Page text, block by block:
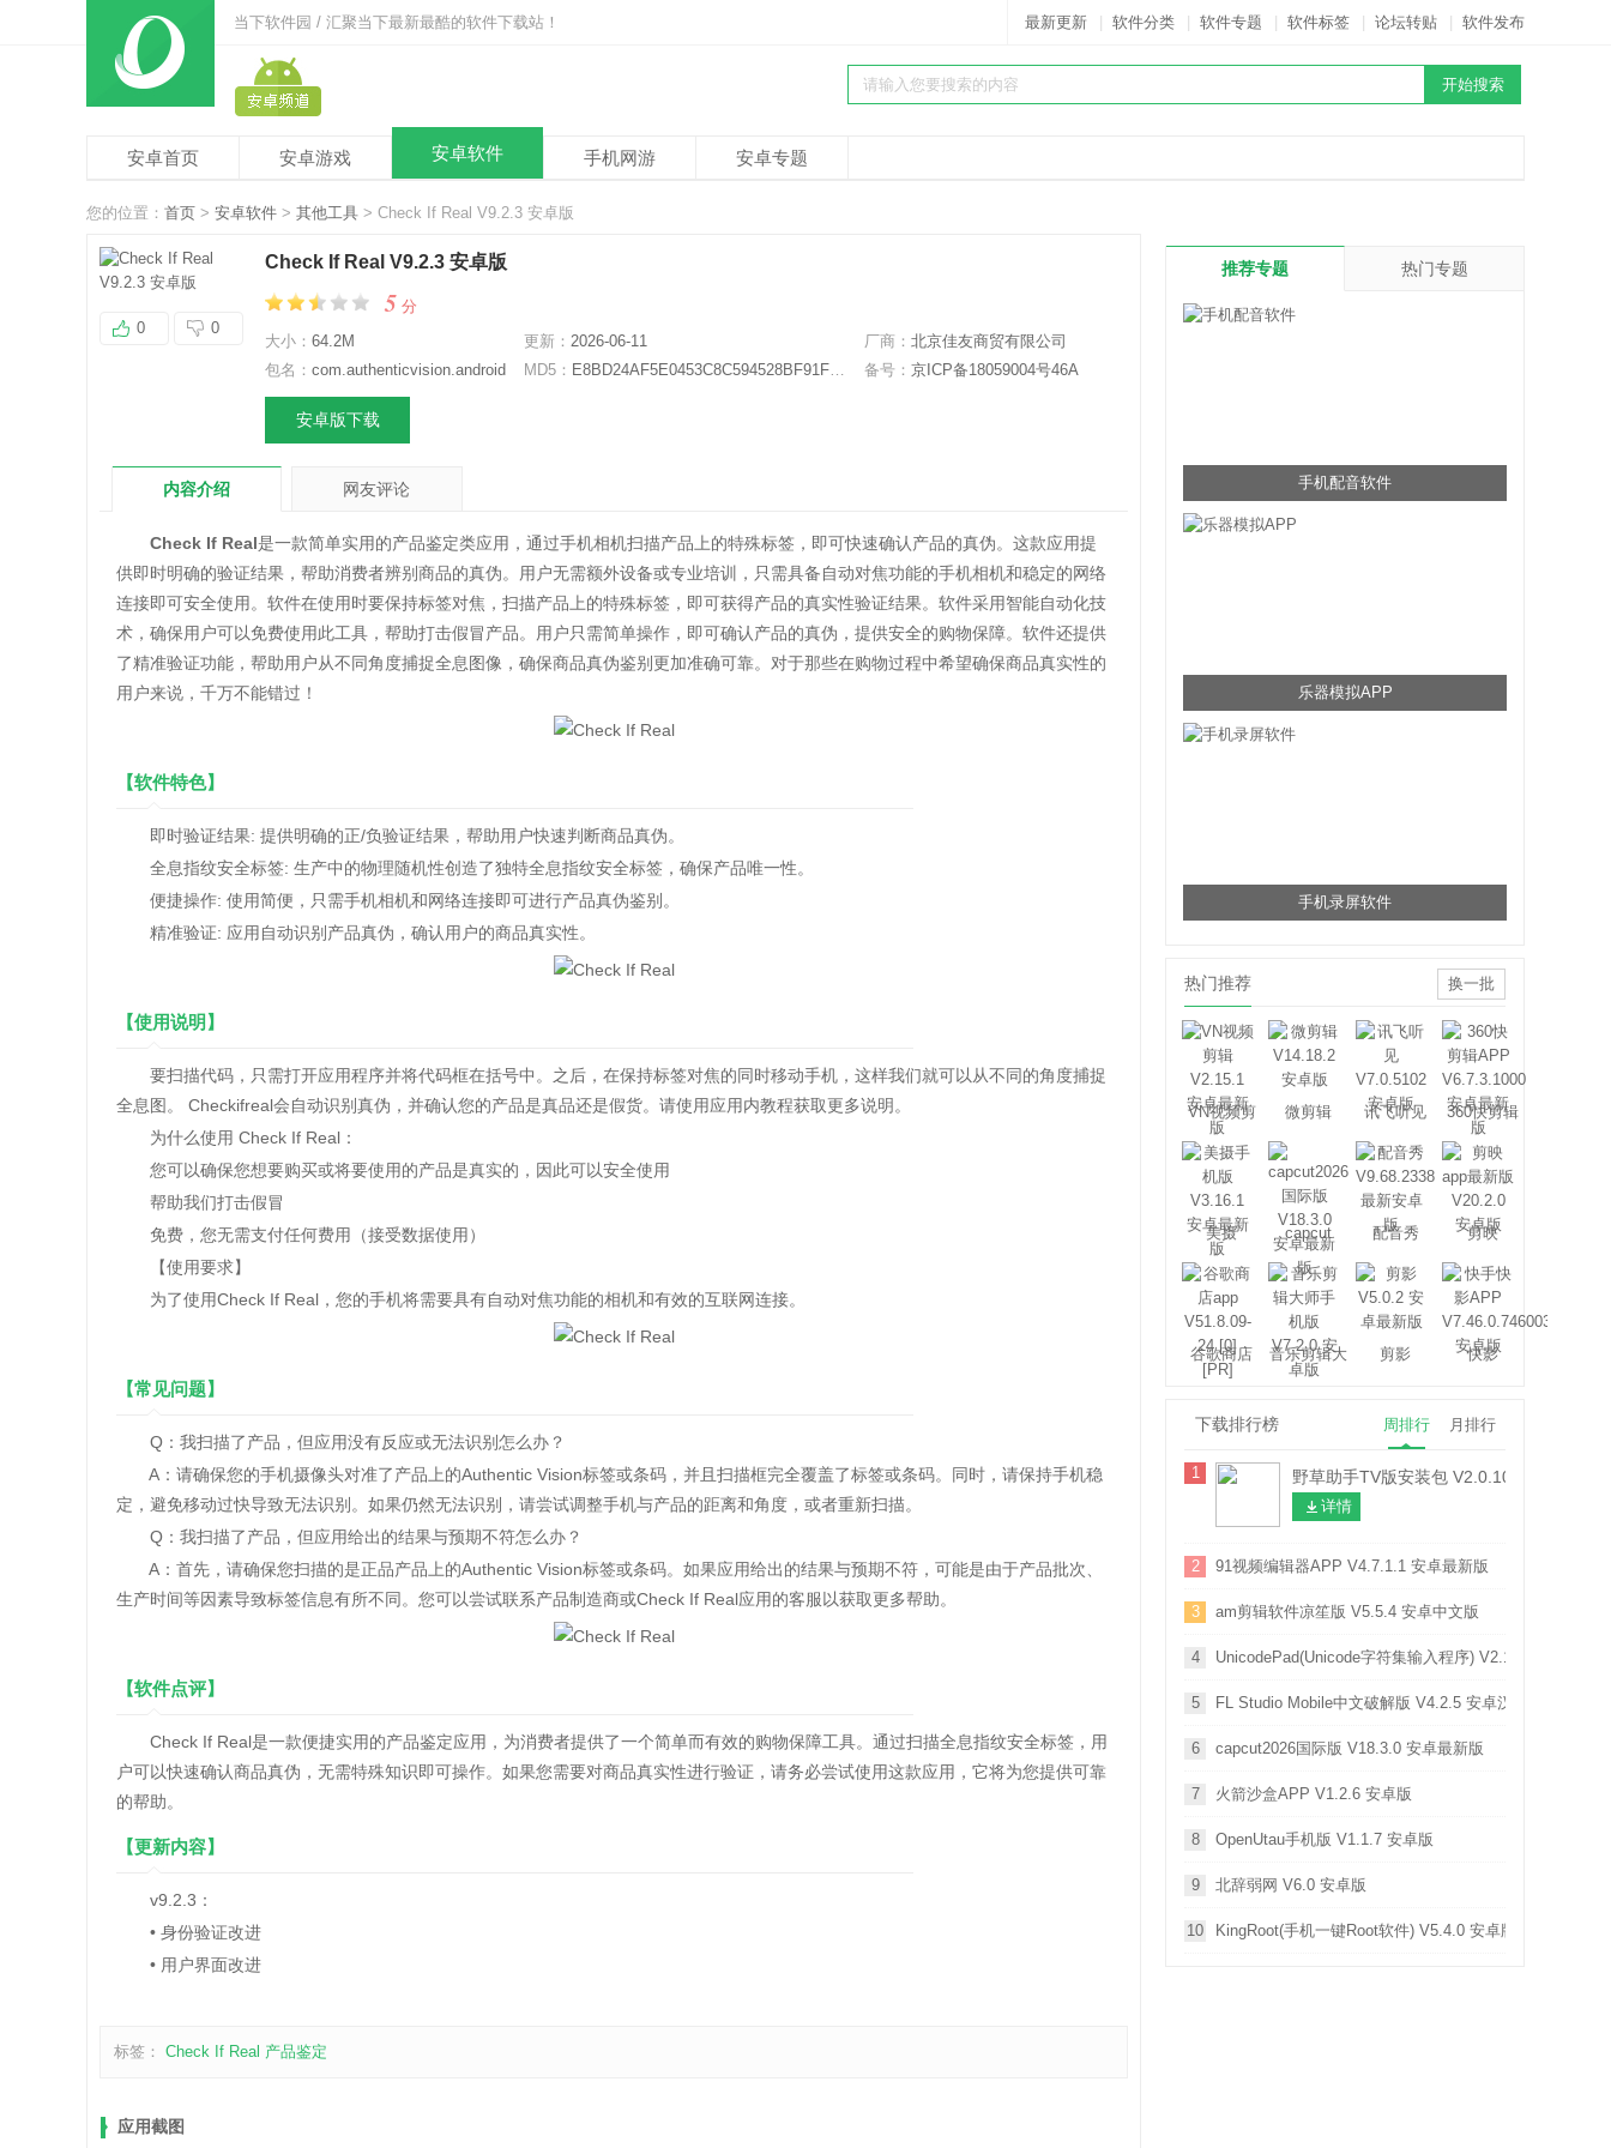
当下软件园 / 汇聚当下最新最酷的软件下载站！ 最新更新 软件分类 软件专题 软件标签 论坛转贴 软件发布
安卓首页 安卓游戏 安卓软件 手机网游 安卓专题
您的位置： 首页 > 安卓软件 > 其他工具 > Check If Real V9.2.3 安卓版
0 0
Check If Real V9.2.3 安卓版
5 分
大小： 64.2M 更新： 2026-06-11 厂商： 北京佳友商贸有限公司
包名： com.authenticvision.android MD5： E8BD24AF5E0453C8C594528BF91FDD16 备号： 京ICP备18059004号46A
安卓版下载
内容介绍 网友评论
Check If Real是一款简单实用的产品鉴定类应用，通过手机相机扫描产品上的特殊标签，即可快速确认产品的真伪。这款应用提
供即时明确的验证结果，帮助消费者辨别商品的真伪。用户无需额外设备或专业培训，只需具备自动对焦功能的手机相机和稳定的网络
连接即可安全使用。软件在使用时要保持标签对焦，扫描产品上的特殊标签，即可获得产品的真实性验证结果。软件采用智能自动化技
术，确保用户可以免费使用此工具，帮助打击假冒产品。用户只需简单操作，即可确认产品的真伪，提供安全的购物保障。软件还提供
了精准验证功能，帮助用户从不同角度捕捉全息图像，确保商品真伪鉴别更加准确可靠。对于那些在购物过程中希望确保商品真实性的
用户来说，千万不能错过！
【软件特色】
即时验证结果: 提供明确的正/负验证结果，帮助用户快速判断商品真伪。
全息指纹安全标签: 生产中的物理随机性创造了独特全息指纹安全标签，确保产品唯一性。
便捷操作: 使用简便，只需手机相机和网络连接即可进行产品真伪鉴别。
精准验证: 应用自动识别产品真伪，确认用户的商品真实性。
【使用说明】
要扫描代码，只需打开应用程序并将代码框在括号中。之后，在保持标签对焦的同时移动手机，这样我们就可以从不同的角度捕捉
全息图。 Checkifreal会自动识别真伪，并确认您的产品是真品还是假货。请使用应用内教程获取更多说明。
为什么使用 Check If Real：
您可以确保您想要购买或将要使用的产品是真实的，因此可以安全使用
帮助我们打击假冒
免费，您无需支付任何费用（接受数据使用）
【使用要求】
为了使用Check If Real，您的手机将需要具有自动对焦功能的相机和有效的互联网连接。
【常见问题】
Q：我扫描了产品，但应用没有反应或无法识别怎么办？
A：请确保您的手机摄像头对准了产品上的Authentic Vision标签或条码，并且扫描框完全覆盖了标签或条码。同时，请保持手机稳
定，避免移动过快导致无法识别。如果仍然无法识别，请尝试调整手机与产品的距离和角度，或者重新扫描。
Q：我扫描了产品，但应用给出的结果与预期不符怎么办？
A：首先，请确保您扫描的是正品产品上的Authentic Vision标签或条码。如果应用给出的结果与预期不符，可能是由于产品批次、
生产时间等因素导致标签信息有所不同。您可以尝试联系产品制造商或Check If Real应用的客服以获取更多帮助。
【软件点评】
Check If Real是一款便捷实用的产品鉴定应用，为消费者提供了一个简单而有效的购物保障工具。通过扫描全息指纹安全标签，用
户可以快速确认商品真伪，无需特殊知识即可操作。如果您需要对商品真实性进行验证，请务必尝试使用这款应用，它将为您提供可靠
的帮助。
【更新内容】
v9.2.3：
• 身份验证改进
• 用户界面改进
标签： Check If Real 产品鉴定
应用截图
推荐专题 热门专题
手机配音软件
乐器模拟APP
手机录屏软件
热门推荐 换一批
VN视频剪
辑
微剪辑 讯飞听见 360快剪辑
美摄 capcut 配音秀 剪映
谷歌商店
音乐剪辑大
师
剪影 快影
下载排行榜 周排行 月排行
1 野草助手TV版安装包 V2.0.10 安卓最新版
详情
2 91视频编辑器APP V4.7.1.1 安卓最新版
3 am剪辑软件凉笙版 V5.5.4 安卓中文版
4 UnicodePad(Unicode字符集输入程序) V2.18.0 安卓版
5 FL Studio Mobile中文破解版 V4.2.5 安卓汉化版
6 capcut2026国际版 V18.3.0 安卓最新版
7 火箭沙盒APP V1.2.6 安卓版
8 OpenUtau手机版 V1.1.7 安卓版
9 北辞弱网 V6.0 安卓版
10 KingRoot(手机一键Root软件) V5.4.0 安卓版